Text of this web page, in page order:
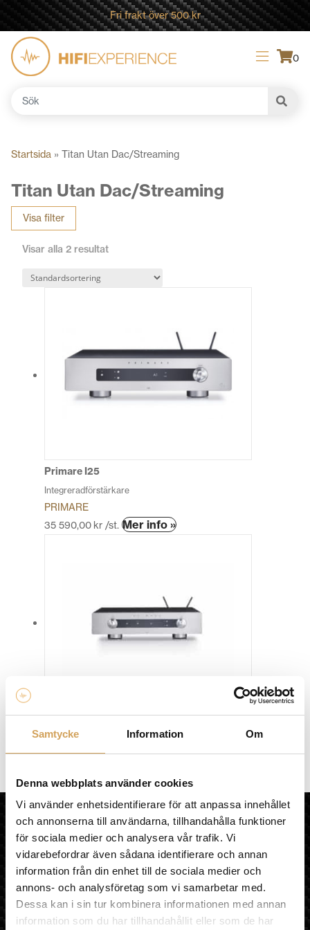
Samtycke Information Om
Denna webbplats använder cookies
Vi använder enhetsidentifierare för att anpassa innehållet
och annonserna till användarna, tillhandahålla funktioner
för sociala medier och analysera vår trafik. Vi
vidarebefordrar även sådana identifierare och annan
information från din enhet till de sociala medier och
annons- och analysföretag som vi samarbetar med.
Dessa kan i sin tur kombinera informationen med annan
information som du har tillhandahållit eller som de har
Fri frakt över 500 kr
0
Sök
Startsida » Titan Utan Dac/Streaming
Titan Utan Dac/Streaming
Visa filter
Visar alla 2 resultat
Primare I25
Integreradförstärkare
PRIMARE
35 590,00 kr /st. Mer info »Den
varianter.
De
olika
produktsidan
Primare I35
Integreradförstärkare
PRIMARE
här
produkten
har
flera
varianter.
De
olika
kan
HiFi Experience AB
HEM
KÖPVILLKOR
OM HIFI EXPERIENCE
VÅR BUTIK
MULTIROOM
LÄNKAR